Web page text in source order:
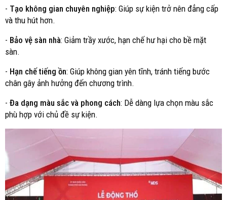
- Tạo không gian chuyên nghiệp: Giúp sự kiện trở nên đẳng cấp
và thu hút hơn.
- Bảo vệ sàn nhà: Giảm trầy xước, hạn chế hư hại cho bề mặt
sàn.
- Hạn chế tiếng ồn: Giúp không gian yên tĩnh, tránh tiếng bước
chân gây ảnh hưởng đến chương trình.
- Đa dạng màu sắc và phong cách: Dễ dàng lựa chọn màu sắc
phù hợp với chủ đề sự kiện.